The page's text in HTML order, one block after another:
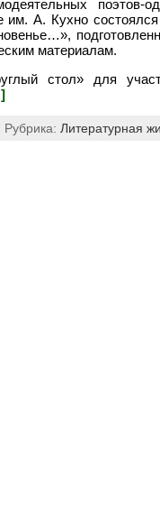
поэтов-
им. А. Кухно
материалам.
стол» для
Рубрика: Литературная